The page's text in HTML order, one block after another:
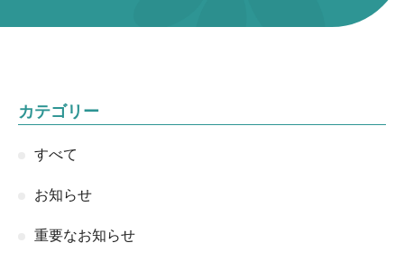
カテゴリー
すべて
お知らせ
重要なお知らせ